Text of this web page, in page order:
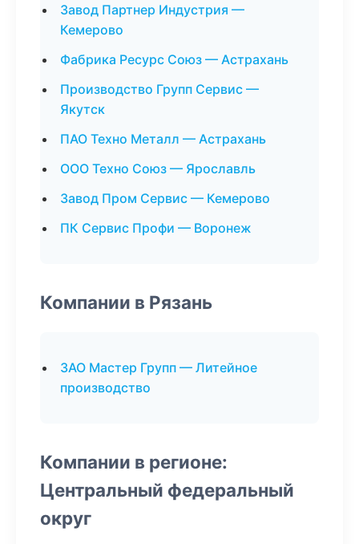
Завод Партнер Индустрия —
Кемерово
Фабрика Ресурс Союз — Астрахань
Производство Групп Сервис —
Якутск
ПАО Техно Металл — Астрахань
ООО Техно Союз — Ярославль
Завод Пром Сервис — Кемерово
ПК Сервис Профи — Воронеж
Компании в Рязань
ЗАО Мастер Групп — Литейное
производство
Компании в регионе:
Центральный федеральный
округ